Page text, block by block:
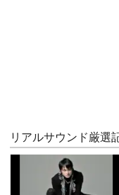
リアルサウンド厳選